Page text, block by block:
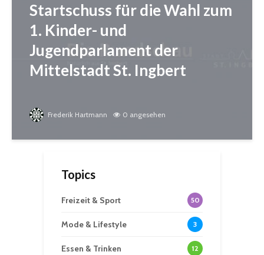
Startschuss für die Wahl zum
1. Kinder- und
Jugendparlament der
Mittelstadt St. Ingbert
Frederik Hartmann 0 angesehen
Topics
Freizeit & Sport 50
Mode & Lifestyle 3
Essen & Trinken 12